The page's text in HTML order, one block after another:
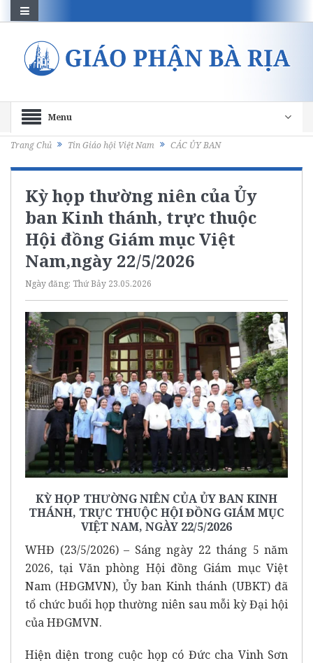
Menu
Trang Chủ Tin Giáo hội Việt Nam CÁC ỦY BAN
Kỳ họp thường niên của Ủy
ban Kinh thánh, trực thuộc
Hội đồng Giám mục Việt
Nam,ngày 22/5/2026
Ngày đăng: Thứ Bảy 23.05.2026
KỲ HỌP THƯỜNG NIÊN CỦA ỦY BAN KINH
THÁNH, TRỰC THUỘC HỘI ĐỒNG GIÁM MỤC
VIỆT NAM, NGÀY 22/5/2026
WHĐ (23/5/2026) – Sáng ngày 22 tháng 5 năm
2026, tại Văn phòng Hội đồng Giám mục Việt
Nam (HĐGMVN), Ủy ban Kinh thánh (UBKT) đã
tổ chức buổi họp thường niên sau mỗi kỳ Đại hội
của HĐGMVN.
Hiện diện trong cuộc họp có Đức cha Vinh Sơn